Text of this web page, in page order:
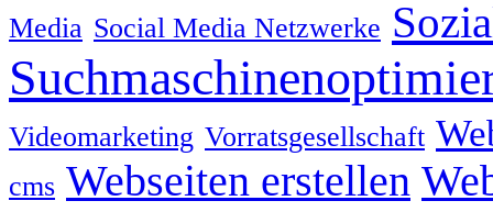
Media Social Media Netzwerke
Videomarketing Vorratsgesellschaft
cms Webseiten erstellen